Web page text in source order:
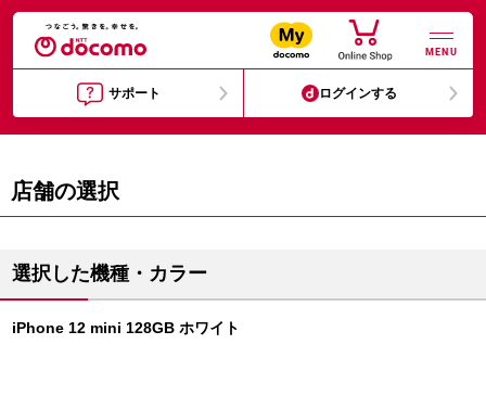
MENU
サポート ログインする
店舗の選択
選択した機種・カラー
iPhone 12 mini 128GB ホワイト